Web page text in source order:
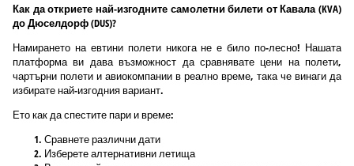
Как да откриете най-изгодните самолетни билети от Кавала (KVA)
до Дюселдорф (DUS)?
Намирането на евтини полети никога не е било по-лесно! Нашата
платформа ви дава възможност да сравнявате цени на полети,
чартърни полети и авиокомпании в реално време, така че винаги да
избирате най-изгодния вариант.
Ето как да спестите пари и време:
Сравнете различни дати
Изберете алтернативни летища